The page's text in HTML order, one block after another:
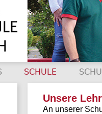
SCHULE
Unsere
An unserer